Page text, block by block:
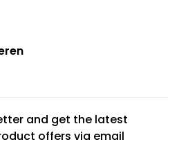
and get the latest
offers via email